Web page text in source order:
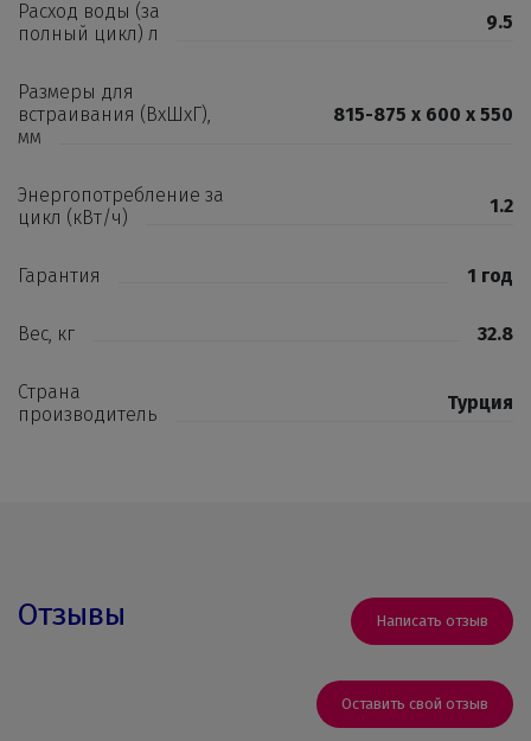
Расход воды (за
полный цикл) л
9.5
Размеры для
встраивания (ВхШхГ),
мм
815-875 х 600 х 550
Энергопотребление за
цикл (кВт/ч)
1.2
Гарантия 1 год
Вес, кг 32.8
Страна
производитель
Турция
Отзывы Написать отзыв
Оставить свой отзыв